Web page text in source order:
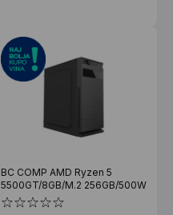
BC COMP AMD Ryzen 5
5500GT/8GB/M.2 256GB/500W